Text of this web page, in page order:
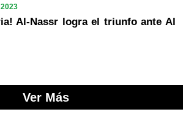
Al-Nassr logra el triunfo ante Al
Ver Más